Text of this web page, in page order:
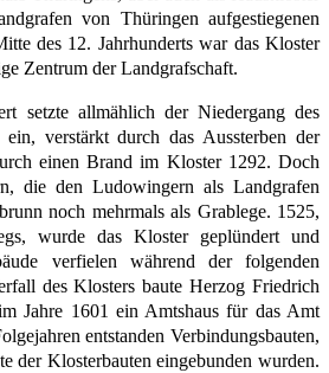
von Thüringen aufgestiegenen
des 12. Jahrhunderts war das Kloster
Zentrum der Landgrafschaft.
setzte allmählich der Niedergang des
ein, verstärkt durch das Aussterben der
einen Brand im Kloster 1292. Doch
die den Ludowingern als Landgrafen
noch mehrmals als Grablege. 1525,
wurde das Kloster geplündert und
verfielen während der folgenden
des Klosters baute Herzog Friedrich
Jahre 1601 ein Amtshaus für das Amt
entstanden Verbindungsbauten,
der Klosterbauten eingebunden wurden.